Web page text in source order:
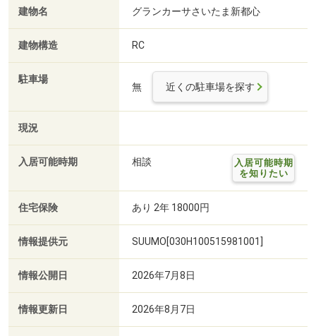
建物名 グランカーサさいたま新都心
建物構造 RC
駐車場
無 近くの駐車場を探す
現況
入居可能時期 相談
入居可能時期
を知りたい
住宅保険 あり 2年 18000円
情報提供元 SUUMO[030H100515981001]
情報公開日 2026年7月8日
情報更新日 2026年8月7日